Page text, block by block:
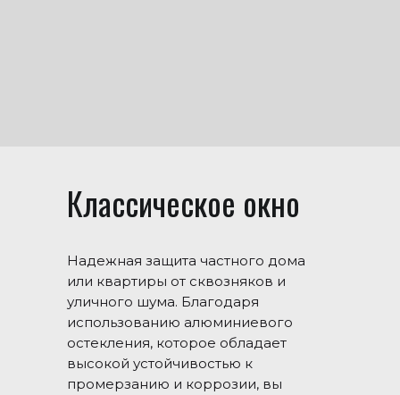
Классическое окно
Надежная защита частного дома
или квартиры от сквозняков и
уличного шума. Благодаря
использованию алюминиевого
остекления, которое обладает
высокой устойчивостью к
промерзанию и коррозии, вы